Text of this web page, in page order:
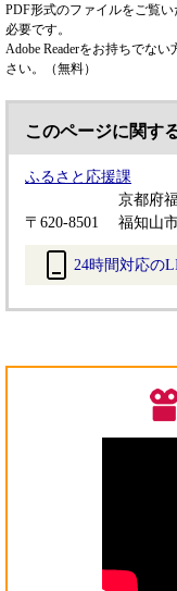
PDF形式のファイルをご覧い
必要です。
Adobe Readerをお持ちでな
さい。（無料）
このページに関す
ふるさと応援課
〒620-8501
京都府
福知山
24時間対応の
リ